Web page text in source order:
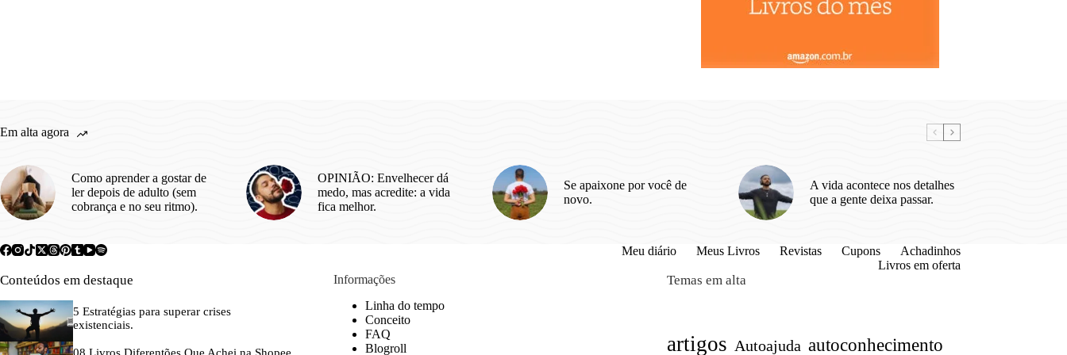
Em alta agora
Como aprender a gostar de
ler depois de adulto (sem
cobrança e no seu ritmo).
OPINIÃO: Envelhecer dá
medo, mas acredite: a vida
fica melhor.
Se apaixone por você de
novo.
A vida acontece nos detalhes
que a gente deixa passar.
Meu diário Meus Livros Revistas Cupons
Achadinhos
Livros em oferta
Conteúdos em destaque
5 Estratégias para superar crises
existenciais.
08 Livros Diferentões Que Achei na Shopee
Informações
Linha do tempo
Conceito
FAQ
Blogroll
Temas em alta
artigos Autoajuda autoconhecimento